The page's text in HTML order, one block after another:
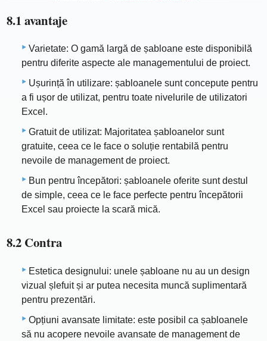
8.1 avantaje
Varietate: O gamă largă de șabloane este disponibilă
pentru diferite aspecte ale managementului de proiect.
Ușurință în utilizare: șabloanele sunt concepute pentru
a fi ușor de utilizat, pentru toate nivelurile de utilizatori
Excel.
Gratuit de utilizat: Majoritatea șabloanelor sunt
gratuite, ceea ce le face o soluție rentabilă pentru
nevoile de management de proiect.
Bun pentru începători: șabloanele oferite sunt destul
de simple, ceea ce le face perfecte pentru începătorii
Excel sau proiecte la scară mică.
8.2 Contra
Estetica designului: unele șabloane nu au un design
vizual șlefuit și ar putea necesita muncă suplimentară
pentru prezentări.
Opțiuni avansate limitate: este posibil ca șabloanele
să nu acopere nevoile avansate de management de